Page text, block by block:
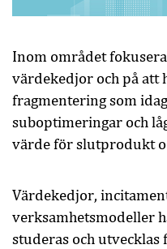
Inom området
värdekedjor och på att
fragmentering som
suboptimeringar och
värde för slutprodukt
Värdekedjor,
verksamhetsmodeller
studeras och